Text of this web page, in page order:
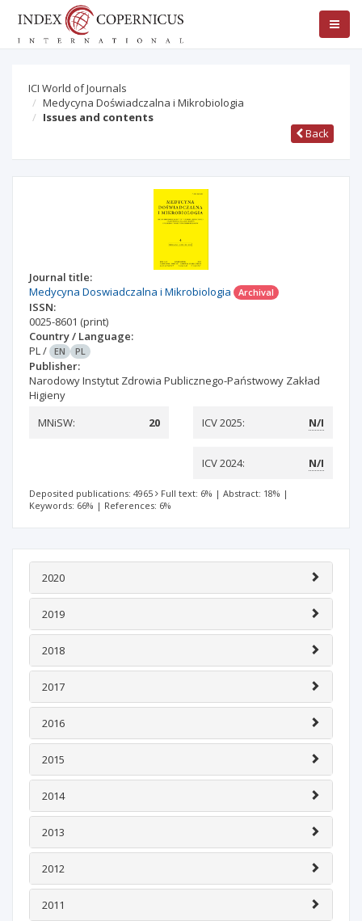
ICI World of Journals
Medycyna Doświadczalna i Mikrobiologia
Issues and contents
Back
Journal title:
Medycyna Doswiadczalna i Mikrobiologia
Archival
ISSN:
0025-8601 (print)
Country / Language:
PL/ EN PL
Publisher:
Narodowy Instytut Zdrowia Publicznego-Państwowy Zakład
Higieny
MNiSW:
20 ICV 2025: N/I
ICV 2024: N/I
Deposited publications: 4965 Full text: 6% | Abstract: 18% |
Keywords: 66% | References: 6%
2020
2019
2018
2017
2016
2015
2014
2013
2012
2011